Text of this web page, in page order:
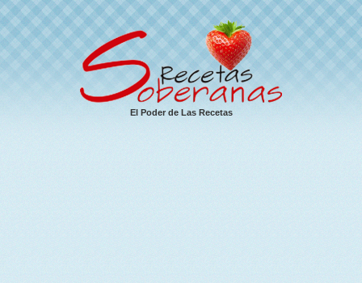
El Poder de Las Recetas